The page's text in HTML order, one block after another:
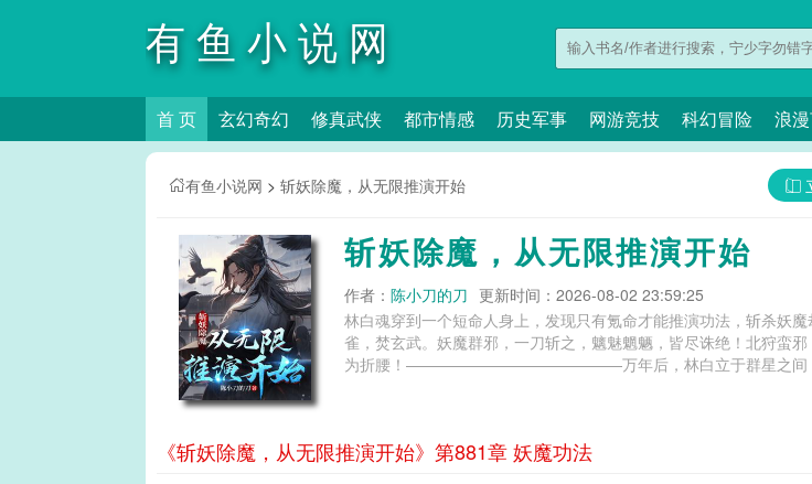
有鱼小说网
首 页 玄幻奇幻 修真武侠 都市情感 历史军事 网游竞技 科幻冒险 浪
有鱼小说网 > 斩妖除魔，从无限推演开始
斩妖除魔，从无限推演开始
作者： 陈小刀的刀 更新时间：2026-08-02 23:59:25
林白魂穿到一个短命人身上，发现只有氪命才能推演功法，斩杀妖
雀，焚玄武。妖魔群邪，一刀斩之，魑魅魍魉，皆尽诛绝！北狩蛮
为折腰！——————————————万年后，林白立于群星之间，
《斩妖除魔，从无限推演开始》第881章 妖魔功法